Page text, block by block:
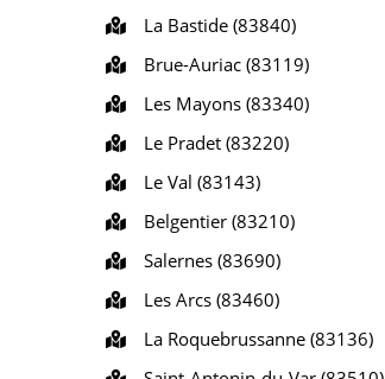
La Bastide (83840)
Brue-Auriac (83119)
Les Mayons (83340)
Le Pradet (83220)
Le Val (83143)
Belgentier (83210)
Salernes (83690)
Les Arcs (83460)
La Roquebrussanne (83136)